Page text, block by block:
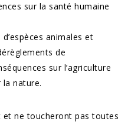
sur la santé humaine
animales et
de
sur l’agriculture
la nature.
et ne toucheront pas toutes